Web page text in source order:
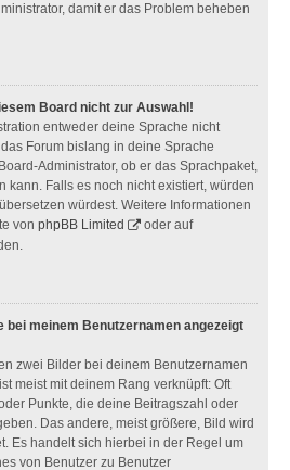
damit er das Problem beheben
Board nicht zur Auswahl!
entweder deine Sprache nicht
Forum bislang in deine Sprache
Administrator, ob er das Sprachpaket,
kann. Falls es noch nicht existiert, würden
würdest. Weitere Informationen
von phpBB Limited
oder auf
bei meinem Benutzernamen angezeigt
zwei Bilder bei deinem Benutzernamen
meist mit deinem Rang verknüpft: Oft
Punkte, die deine Beitragszahl oder
Das andere, meist größere, Bild wird
Es handelt sich hierbei in der Regel um
von Benutzer zu Benutzer